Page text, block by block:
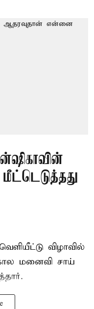
விழாவில்
மனைவி சாய்